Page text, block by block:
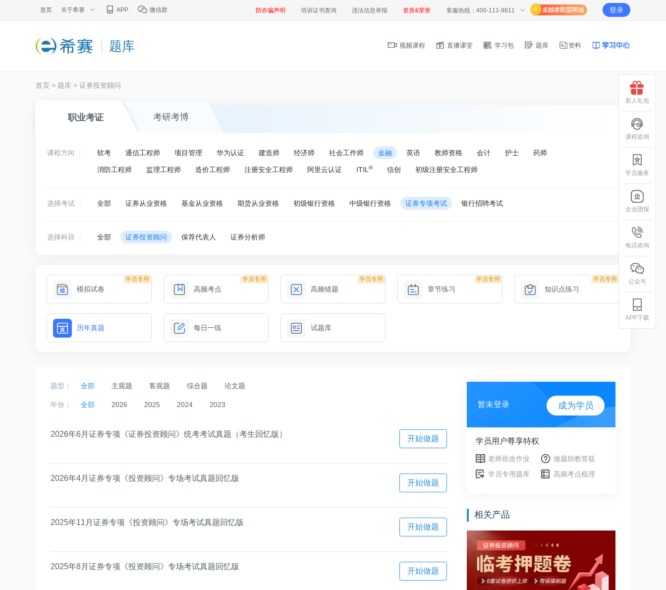
首页 关于希赛 APP 微信群 防诈骗声明 培训证书查询 违法信息举报 资质&荣誉 客服热线：400-111-9811 登录
题库 视频课程 直播课堂 学习包 题库 资料
首页 > 题库 > 证券投资顾问
职业考证 考研考博
课程方向 软考 通信工程师 项目管理 华为认证 建造师 经济师 社会工作师 金融 英语 教师资格 会计 护士 药师
消防工程师 监理工程师 造价工程师 注册安全工程师 阿里云认证 ITIL ® 信创 初级注册安全工程师
选择考试 全部 证券从业资格 基金从业资格 期货从业资格 初级银行资格 中级银行资格 证券专项考试 银行招聘考试
选择科目 全部 证券投资顾问 保荐代表人 证券分析师
学员专用
模拟试卷
学员专用
高频考点
学员专用
高频错题
学员专用
章节练习
学员专用
知识点练习
历年真题 每日一练 试题库
题型： 全部 主观题 客观题 综合题 论文题
年份： 全部 2026 2025 2024 2023
2026年6月证券专项《证券投资顾问》统考考试真题（考生回忆版）
开始做题
2026年4月证券专项《投资顾问》专场考试真题回忆版
开始做题
2025年11月证券专项《投资顾问》专场考试真题回忆版
开始做题
2025年8月证券专项《投资顾问》专场考试真题回忆版
开始做题
暂未登录 成为学员
学员用户尊享特权
老师批改作业
做题助教答疑
学员专用题库
高频考点梳理
相关产品
新人礼包
课程咨询
学员服务
企业团报
电话咨询
公众号
APP下载